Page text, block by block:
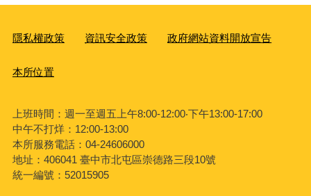
隱私權政策 資訊安全政策 政府網站資料開放宣告
本所位置
上班時間：週一至週五上午8:00-12:00‧下午13:00-17:00
中午不打烊：12:00-13:00
本所服務電話：04-24606000
地址：406041 臺中市北屯區崇德路三段10號
統一編號：52015905